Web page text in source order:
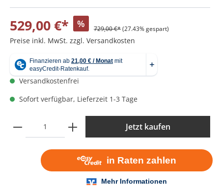
529,00 €* % 729,00 €*(27.43% gespart)
Preise inkl. MwSt. zzgl. Versandkosten
Versandkostenfrei
Sofort verfügbar, Lieferzeit 1-3 Tage
Jetzt kaufen